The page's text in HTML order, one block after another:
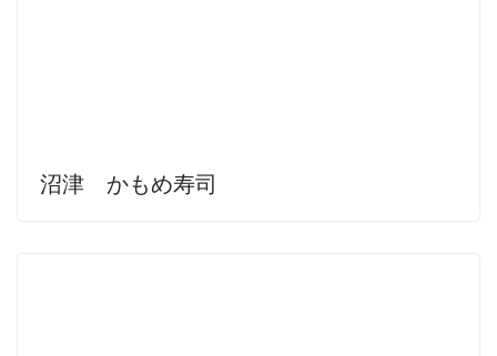
沼津 かもめ寿司